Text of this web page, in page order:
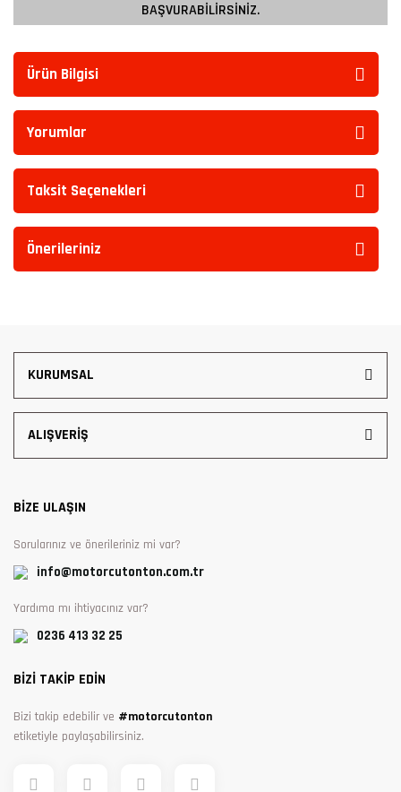
BAŞVURABİLİRSİNİZ.
Ürün Bilgisi
Yorumlar
Taksit Seçenekleri
Önerileriniz
KURUMSAL
ALIŞVERİŞ
BİZE ULAŞIN
Sorularınız ve önerileriniz mi var?
info@motorcutonton.com.tr
Yardıma mı ihtiyacınız var?
0236 413 32 25
BİZİ TAKİP EDİN
Bizi takip edebilir ve #motorcutonton
etiketiyle paylaşabilirsiniz.